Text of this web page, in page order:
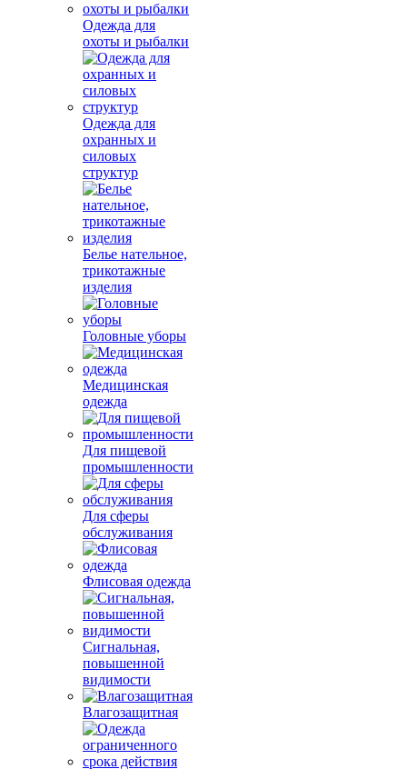
Одежда для
охоты и рыбалки
Одежда для
охранных и
силовых
структур
Белье нательное,
трикотажные
изделия
Головные уборы
Медицинская
одежда
Для пищевой
промышленности
Для сферы
обслуживания
Флисовая одежда
Сигнальная,
повышенной
видимости
Влагозащитная